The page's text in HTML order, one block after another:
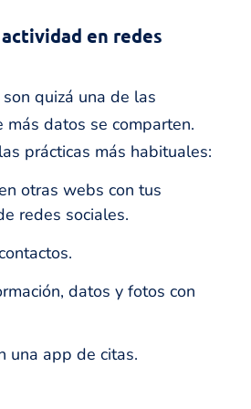
en redes
quizá una de las
datos se comparten.
prácticas más habituales:
otras webs con tus
redes sociales.
datos y fotos con
una app de citas.